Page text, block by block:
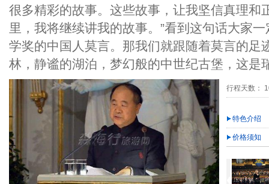
很多精彩的故事。这些故事，让我坚信真理和
里，我将继续讲我的故事。”看到这句话大家
学奖的中国人莫言。那我们就跟随着莫言的足
林，静谧的湖泊，梦幻般的中世纪古堡，这是
行程天数：
特色介绍
价格须知